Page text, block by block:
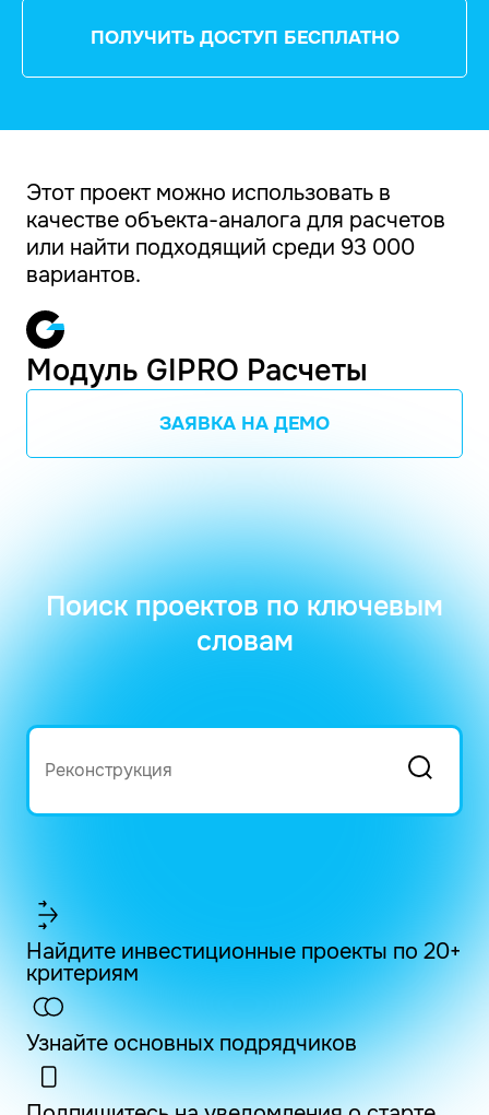
ПОЛУЧИТЬ ДОСТУП БЕСПЛАТНО
Этот проект можно использовать в
качестве объекта-аналога для расчетов
или найти подходящий среди 93 000
вариантов.
Модуль GIPRO Расчеты
ЗАЯВКА НА ДЕМО
Поиск проектов по ключевым
словам
Найдите инвестиционные проекты по 20+
критериям
Узнайте основных подрядчиков